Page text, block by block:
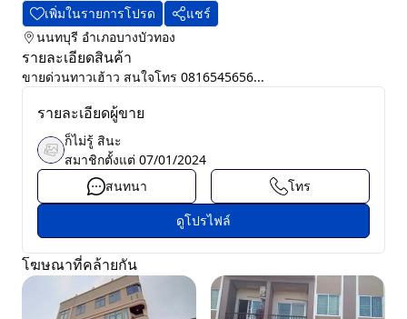
เพิ่มในรายการโปรด
แชร์
นนทบุรี อำเภอบางบัวทอง
รายละเอียดสินค้า
ขายด่วนทาวเฮ้าว สนใจโทร 0816545656...
รายละเอียดผู้ขาย
ก็ไม่รู้ สินะ
สมาชิกตั้งแต่ 07/01/2024
สนทนา
โทร
ดูโปรไฟล์
โฆษณาที่คล้ายกัน